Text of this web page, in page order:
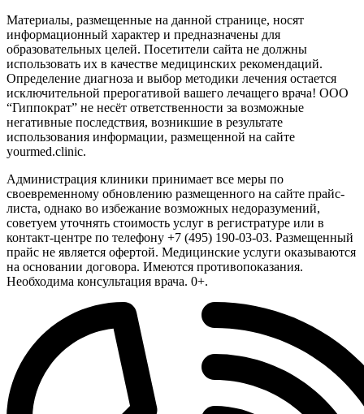
Материалы, размещенные на данной странице, носят
информационный характер и предназначены для
образовательных целей. Посетители сайта не должны
использовать их в качестве медицинских рекомендаций.
Определение диагноза и выбор методики лечения остается
исключительной прерогативой вашего лечащего врача! ООО
“Гиппократ” не несёт ответственности за возможные
негативные последствия, возникшие в результате
использования информации, размещенной на сайте
yourmed.clinic.
Администрация клиники принимает все меры по
своевременному обновлению размещенного на сайте прайс-
листа, однако во избежание возможных недоразумений,
советуем уточнять стоимость услуг в регистратуре или в
контакт-центре по телефону +7 (495) 190-03-03. Размещенный
прайс не является офертой. Медицинские услуги оказываются
на основании договора. Имеются противопоказания.
Необходима консультация врача. 0+.